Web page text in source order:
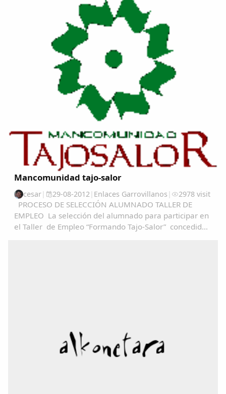
Mancomunidad tajo-salor
cesar| 29-08-2012| Enlaces Garrovillanos | 2978 visit
PROCESO DE SELECCIÓN ALUMNADO TALLER DE
EMPLEO La selección del alumnado para participar en
el Taller de Empleo “Formando Tajo-Salor” concedido